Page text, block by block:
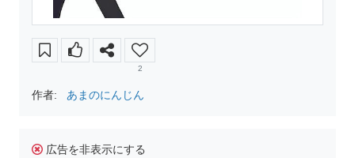
2
作者: あまのにんじん
広告を非表示にする